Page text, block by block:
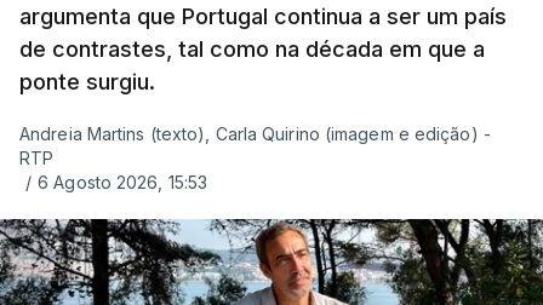
argumenta que Portugal continua a ser um país
de contrastes, tal como na década em que a
ponte surgiu.
Andreia Martins (texto), Carla Quirino (imagem e edição) -
RTP
/ 6 Agosto 2026, 15:53